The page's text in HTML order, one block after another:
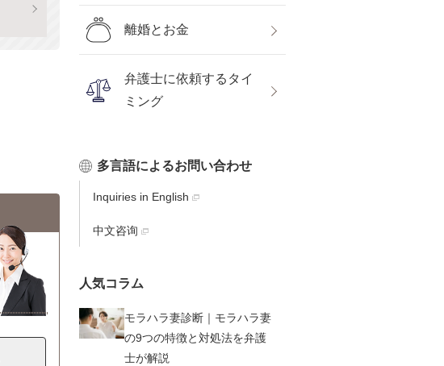
離婚とお金
弁護士に依頼するタイ
ミング
多言語によるお問い合わせ
Inquiries in English
中文咨询
人気コラム
モラハラ妻診断｜モラハラ妻
の9つの特徴と対処法を弁護
士が解説